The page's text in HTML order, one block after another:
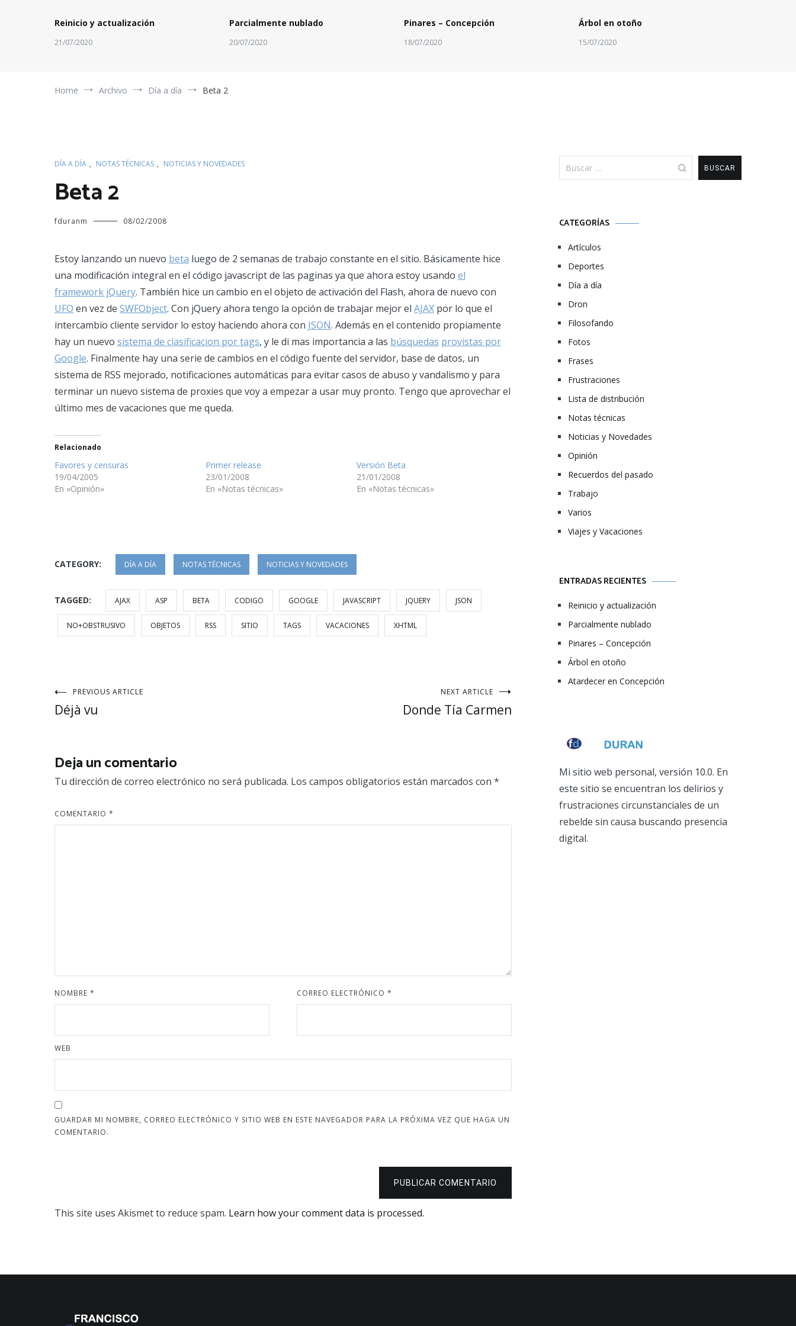
Reinicio y actualización
21/07/2020
Parcialmente nublado
20/07/2020
Pinares – Concepción
18/07/2020
Árbol en otoño
15/07/2020
Home Archivo Día a día Beta 2
DÍA A DÍA , NOTAS TÉCNICAS , NOTICIAS Y NOVEDADES
Beta 2
fduranm 08/02/2008
Estoy lanzando un nuevo beta luego de 2 semanas de trabajo constante en el sitio. Básicamente hice
una modificación integral en el código javascript de las paginas ya que ahora estoy usando el
framework jQuery. También hice un cambio en el objeto de activación del Flash, ahora de nuevo con
UFO en vez de SWFObject. Con jQuery ahora tengo la opción de trabajar mejor el AJAX por lo que el
intercambio cliente servidor lo estoy haciendo ahora con JSON. Además en el contenido propiamente
hay un nuevo sistema de clasificacion por tags, y le di mas importancia a las búsquedas provistas por
Google. Finalmente hay una serie de cambios en el código fuente del servidor, base de datos, un
sistema de RSS mejorado, notificaciones automáticas para evitar casos de abuso y vandalismo y para
terminar un nuevo sistema de proxies que voy a empezar a usar muy pronto. Tengo que aprovechar el
último mes de vacaciones que me queda.
Relacionado
Favores y censuras
19/04/2005
En «Opinión»
Primer release
23/01/2008
En «Notas técnicas»
Versión Beta
21/01/2008
En «Notas técnicas»
CATEGORY: DÍA A DÍA NOTAS TÉCNICAS NOTICIAS Y NOVEDADES
TAGGED: AJAX ASP BETA CODIGO GOOGLE JAVASCRIPT JQUERY JSON
NO+OBSTRUSIVO OBJETOS RSS SITIO TAGS VACACIONES XHTML
Navegación
entradas
PREVIOUS ARTICLE
Déjà vu
NEXT ARTICLE
Donde Tía Carmen
Deja un comentario
Tu dirección de correo electrónico no será publicada. Los campos obligatorios están marcados con *
COMENTARIO *
NOMBRE * CORREO ELECTRÓNICO*
WEB
GUARDAR MI NOMBRE, CORREO ELECTRÓNICO Y SITIO WEB EN ESTE NAVEGADOR PARA LA PRÓXIMA VEZ QUE HAGA UN
COMENTARIO.
PUBLICAR COMENTARIO
This site uses Akismet to reduce spam. Learn how your comment data is processed.
CATEGORÍAS
Artículos
Deportes
Día a día
Dron
Filosofando
Fotos
Frases
Frustraciones
Lista de distribución
Notas técnicas
Noticias y Novedades
Opinión
Recuerdos del pasado
Trabajo
Varios
Viajes y Vacaciones
ENTRADAS RECIENTES
Reinicio y actualización
Parcialmente nublado
Pinares – Concepción
Árbol en otoño
Atardecer en Concepción
Mi sitio web personal, versión 10.0. En
este sitio se encuentran los delirios y
frustraciones circunstanciales de un
rebelde sin causa buscando presencia
digital.